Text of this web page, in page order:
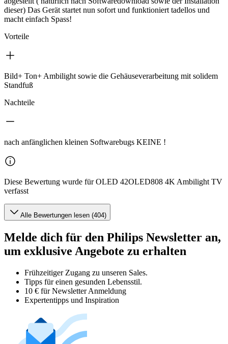
dieser) Das Gerät startet nun sofort und funktioniert tadellos und
macht einfach Spass!
Vorteile
Bild+ Ton+ Ambilight sowie die Gehäuseverarbeitung mit solidem
Standfuß
Nachteile
nach anfänglichen kleinen Softwarebugs KEINE !
Diese Bewertung wurde für OLED 42OLED808 4K Ambilight TV
verfasst
Alle Bewertungen lesen (404)
Melde dich für den Philips Newsletter an,
um exklusive Angebote zu erhalten
Frühzeitiger Zugang zu unseren Sales.
Tipps für einen gesunden Lebensstil.
10 € für Newsletter Anmeldung
Expertentipps und Inspiration